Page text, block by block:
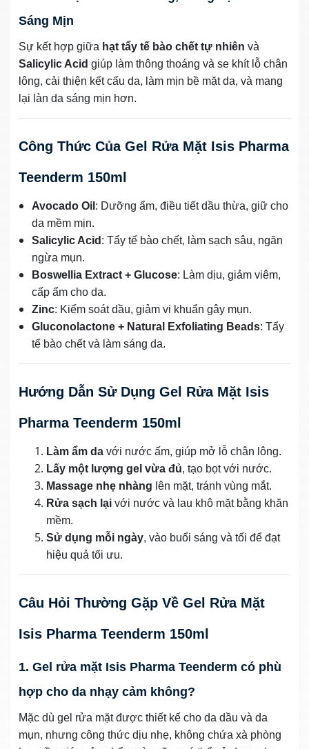
Sáng Mịn
Sự kết hợp giữa hạt tẩy tế bào chết tự nhiên và
Salicylic Acid giúp làm thông thoáng và se khít lỗ chân
lông, cải thiện kết cấu da, làm mịn bề mặt da, và mang
lại làn da sáng mịn hơn.
Công Thức Của Gel Rửa Mặt Isis Pharma
Teenderm 150ml
Avocado Oil : Dưỡng ẩm, điều tiết dầu thừa, giữ cho
da mềm mịn.
Salicylic Acid : Tẩy tế bào chết, làm sạch sâu, ngăn
ngừa mụn.
Boswellia Extract + Glucose: Làm dịu, giảm viêm,
cấp ẩm cho da.
Zinc: Kiểm soát dầu, giảm vi khuẩn gây mụn.
Gluconolactone + Natural Exfoliating Beads: Tẩy
tế bào chết và làm sáng da.
Hướng Dẫn Sử Dụng Gel Rửa Mặt Isis
Pharma Teenderm 150ml
Làm ẩm da với nước ấm, giúp mở lỗ chân lông.
Lấy một lượng gel vừa đủ, tạo bọt với nước.
Massage nhẹ nhàng lên mặt, tránh vùng mắt.
Rửa sạch lại với nước và lau khô mặt bằng khăn
mềm.
Sử dụng mỗi ngày, vào buổi sáng và tối để đạt
hiệu quả tối ưu.
Câu Hỏi Thường Gặp Về Gel Rửa Mặt
Isis Pharma Teenderm 150ml
1. Gel rửa mặt Isis Pharma Teenderm có phù
hợp cho da nhạy cảm không?
Mặc dù gel rửa mặt được thiết kế cho da dầu và da
mụn, nhưng công thức dịu nhẹ, không chứa xà phòng